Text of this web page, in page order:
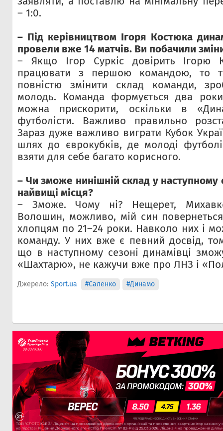
– 1:0.
– Під керівництвом Ігоря Костюка
провели вже 14 матчів. Ви побачили
– Якщо Ігор Суркіс довірить Ігорю
працювати з першою командою, то
повністю змінити склад команди,
молодь. Команда формується два
можна прискорити, оскільки в
футболісти. Важливо правильно
Зараз дуже важливо виграти Кубок
шлях до єврокубків, де молоді
взяти для себе багато корисного.
– Чи зможе нинішній склад у наступному
найвищі місця?
– Зможе. Чому ні? Нещерет,
Волошин, можливо, мій син
хлопцям по 21–24 роки. Навколо них і
команду. У них вже є певний досвід,
що в наступному сезоні динамівці
«Шахтарю», не кажучи вже про ЛНЗ і
Джерело: Sport.ua #Саленко #Динамо